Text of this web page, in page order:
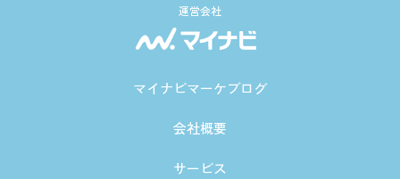
運営会社
マイナビマーケブログ
会社概要
サービス